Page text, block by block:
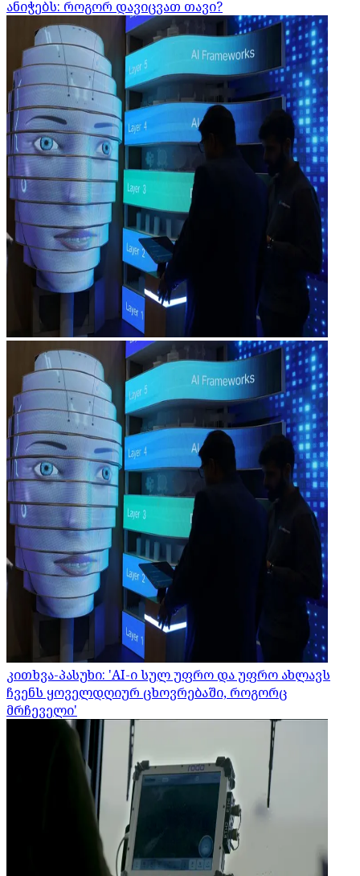
ანიჭებს: როგორ დავიცვათ თავი?
კითხვა-პასუხი: 'AI-ი სულ უფრო და უფრო ახლავს
ჩვენს ყოველდღიურ ცხოვრებაში, როგორც
მრჩეველი'